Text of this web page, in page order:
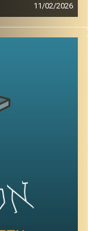
11/02/2026
היום אנחנו
זה בעצם אמון
בבית המשפט
זה משבר רגעי או
פוליטי, ומה
ולחוסן החברתי,
פרופסור חבר
לממשל
מה עומד מאחורי
כדי לשקם את